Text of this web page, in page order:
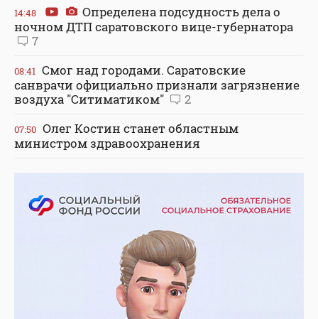
14:48
Определена подсудность дела о
ночном ДТП саратовского вице-губернатора
7
08:41 Смог над городами. Саратовские
санврачи официально признали загрязнение
воздуха "Ситиматиком"
2
07:50 Олег Костин станет областным
министром здравоохранения